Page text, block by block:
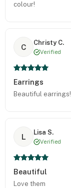
colour!
C
Christy C.
Verified
Earrings
Beautiful earrings!
L
Lisa S.
Verified
Beautiful
Love them